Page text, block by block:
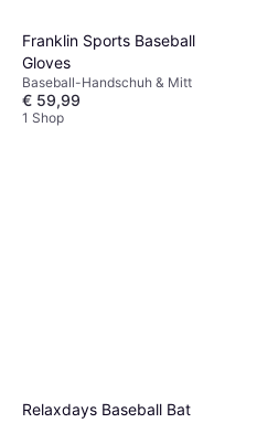
Franklin Sports Baseball
Gloves
Baseball-Handschuh & Mitt
€ 59,99
1 Shop
Relaxdays Baseball Bat